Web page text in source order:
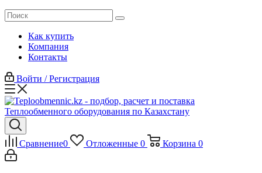
Как купить
Компания
Контакты
Войти / Регистрация
Сравнение0 Отложенные 0 Корзина 0